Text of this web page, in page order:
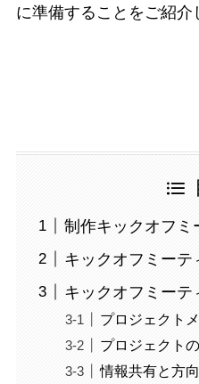
に準備することをご紹介
制作キックオフミ
キックオフミーテ
キックオフミーテ
プロジェクト
プロジェクト
情報共有と方